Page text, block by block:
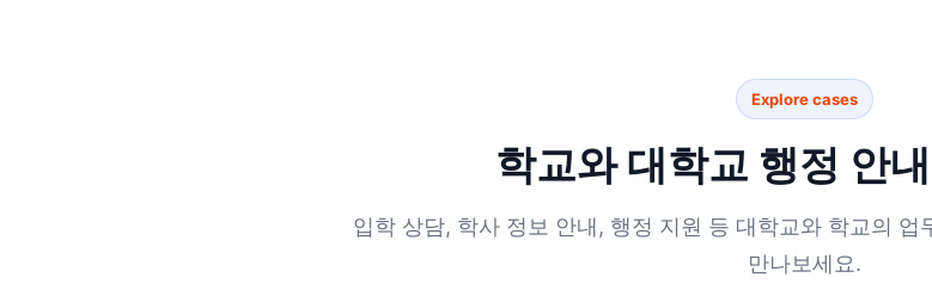
Explore cases
학교와 대학교 행정 안
입학 상담, 학사 정보 안내, 행정 지원 등 대학교와 학교의 업
만나보세요.